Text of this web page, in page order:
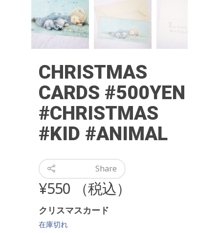
CHRISTMAS
CARDS #500YEN
#CHRISTMAS
#KID #ANIMAL
Share
¥550 （税込）
クリスマスカード
在庫切れ